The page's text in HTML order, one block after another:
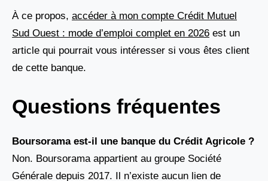
À ce propos, accéder à mon compte Crédit Mutuel
Sud Ouest : mode d’emploi complet en 2026 est un
article qui pourrait vous intéresser si vous êtes client
de cette banque.
Questions fréquentes
Boursorama est-il une banque du Crédit Agricole ?
Non. Boursorama appartient au groupe Société
Générale depuis 2017. Il n’existe aucun lien de